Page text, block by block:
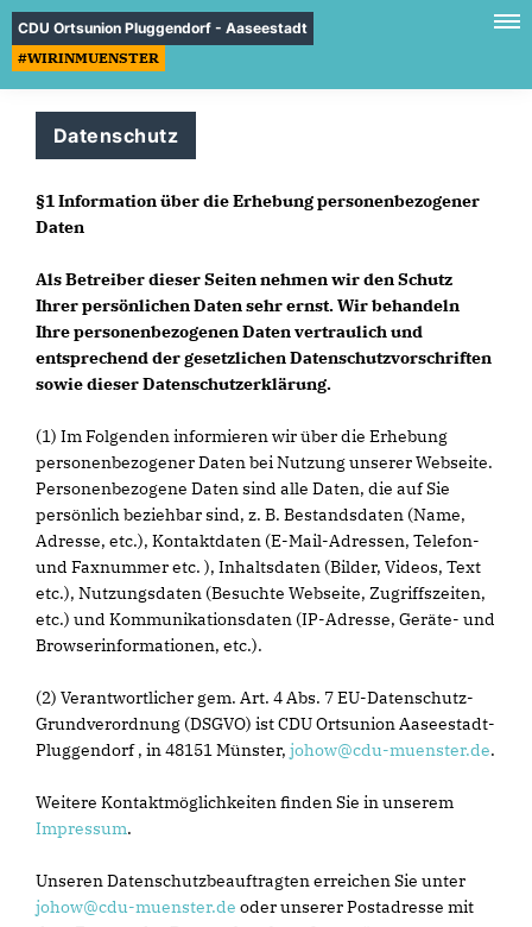
CDU Ortsunion Pluggendorf - Aaseestadt
#WIRINMUENSTER
Datenschutz
§1 Information über die Erhebung personenbezogener
Daten
Als Betreiber dieser Seiten nehmen wir den Schutz
Ihrer persönlichen Daten sehr ernst. Wir behandeln
Ihre personenbezogenen Daten vertraulich und
entsprechend der gesetzlichen Datenschutzvorschriften
sowie dieser Datenschutzerklärung.
(1) Im Folgenden informieren wir über die Erhebung
personenbezogener Daten bei Nutzung unserer Webseite.
Personenbezogene Daten sind alle Daten, die auf Sie
persönlich beziehbar sind, z. B. Bestandsdaten (Name,
Adresse, etc.), Kontaktdaten (E-Mail-Adressen, Telefon-
und Faxnummer etc. ), Inhaltsdaten (Bilder, Videos, Text
etc.), Nutzungsdaten (Besuchte Webseite, Zugriffszeiten,
etc.) und Kommunikationsdaten (IP-Adresse, Geräte- und
Browserinformationen, etc.).
(2) Verantwortlicher gem. Art. 4 Abs. 7 EU-Datenschutz-
Grundverordnung (DSGVO) ist CDU Ortsunion Aaseestadt-
Pluggendorf , in 48151 Münster, johow@cdu-muenster.de.
Weitere Kontaktmöglichkeiten finden Sie in unserem
Impressum.
Unseren Datenschutzbeauftragten erreichen Sie unter
johow@cdu-muenster.de oder unserer Postadresse mit